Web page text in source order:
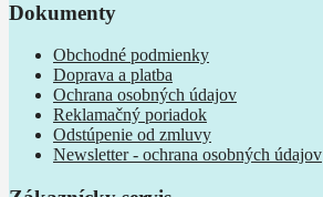
Dokumenty
Obchodné podmienky
Doprava a platba
Ochrana osobných údajov
Reklamačný poriadok
Odstúpenie od zmluvy
Newsletter - ochrana osobných údajov